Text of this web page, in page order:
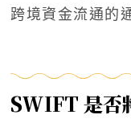
跨境資金流通的
SWIFT 是否